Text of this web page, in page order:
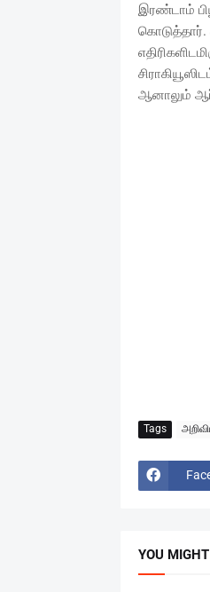
இரண்டாம்
கொடுத்தார்.
ஆனாலும்
Tags
YOU